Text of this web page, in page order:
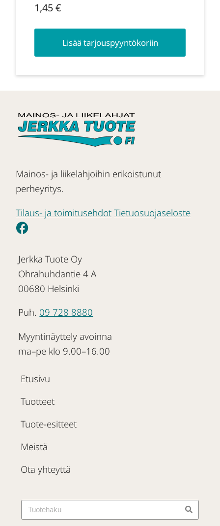
1,45€
Lisää tarjouspyyntökoriin
Mainos- ja liikelahjoihin erikoistunut
perheyritys.
Tilaus- ja toimitusehdot Tietuosuojaseloste
Jerkka Tuote Oy
Ohrahuhdantie 4 A
00680 Helsinki
Puh. 09 728 8880
Myyntinäyttely avoinna
ma–pe klo 9.00–16.00
Etusivu
Tuotteet
Tuote-esitteet
Meistä
Ota yhteyttä